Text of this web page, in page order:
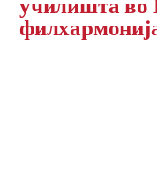
училишта во